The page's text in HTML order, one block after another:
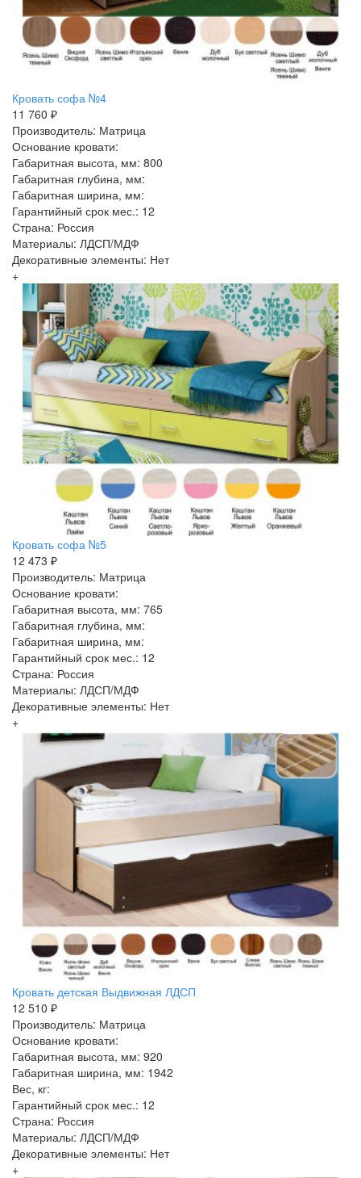
Кровать софа №4
11 760 ₽
Производитель: Матрица
Основание кровати:
Габаритная высота, мм: 800
Габаритная глубина, мм:
Габаритная ширина, мм:
Гарантийный срок мес.: 12
Страна: Россия
Материалы: ЛДСП/МДФ
Декоративные элементы: Нет
+
Кровать софа №5
12 473 ₽
Производитель: Матрица
Основание кровати:
Габаритная высота, мм: 765
Габаритная глубина, мм:
Габаритная ширина, мм:
Гарантийный срок мес.: 12
Страна: Россия
Материалы: ЛДСП/МДФ
Декоративные элементы: Нет
+
Кровать детская Выдвижная ЛДСП
12 510 ₽
Производитель: Матрица
Основание кровати:
Габаритная высота, мм: 920
Габаритная ширина, мм: 1942
Вес, кг:
Гарантийный срок мес.: 12
Страна: Россия
Материалы: ЛДСП/МДФ
Декоративные элементы: Нет
+